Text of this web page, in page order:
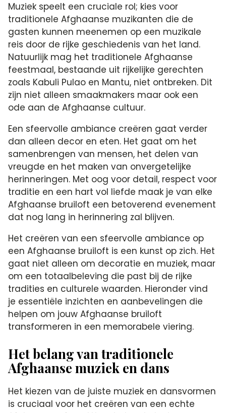
Muziek speelt een cruciale rol; kies voor
traditionele Afghaanse muzikanten die de
gasten kunnen meenemen op een muzikale
reis door de rijke geschiedenis van het land.
Natuurlijk mag het traditionele Afghaanse
feestmaal, bestaande uit rijkelijke gerechten
zoals Kabuli Pulao en Mantu, niet ontbreken. Dit
zijn niet alleen smaakmakers maar ook een
ode aan de Afghaanse cultuur.
Een sfeervolle ambiance creëren gaat verder
dan alleen decor en eten. Het gaat om het
samenbrengen van mensen, het delen van
vreugde en het maken van onvergetelijke
herinneringen. Met oog voor detail, respect voor
traditie en een hart vol liefde maak je van elke
Afghaanse bruiloft een betoverend evenement
dat nog lang in herinnering zal blijven.
Het creëren van een sfeervolle ambiance op
een Afghaanse bruiloft is een kunst op zich. Het
gaat niet alleen om decoratie en muziek, maar
om een totaalbeleving die past bij de rijke
tradities en culturele waarden. Hieronder vind
je essentiële inzichten en aanbevelingen die
helpen om jouw Afghaanse bruiloft
transformeren in een memorabele viering.
Het belang van traditionele
Afghaanse muziek en dans
Het kiezen van de juiste muziek en dansvormen
is cruciaal voor het creëren van een echte